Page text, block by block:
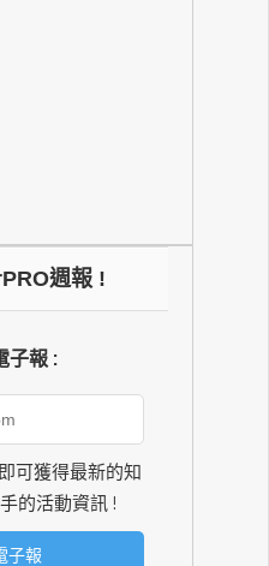
週報 !
子報 :
可獲得最新的知
的活動資訊 !